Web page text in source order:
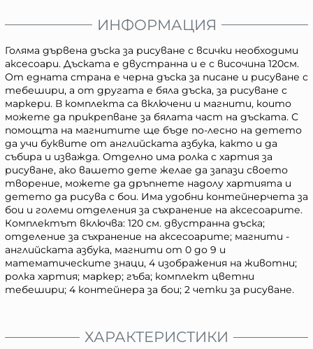
ИНФОРМАЦИЯ
Голяма дървена дъска за рисуване с всички необходими
аксесоари. Дъската е двустранна и е с височина 120см.
От едната страна е черна дъска за писане и рисуване с
тебешири, а от другата е бяла дъска, за рисуване с
маркери. В комплекта са включени и магнити, които
можете да прикрепване за бялата част на дъската. С
помощта на магнитите ще бъде по-лесно на детето
да учи буквите от английската азбука, както и да
събира и изважда. Отделно има ролка с хартия за
рисуване, ако вашето дете желае да запази своето
творение, можете да дръпнете надолу хартията и
детето да рисува с бои. Има удобни контейнерчета за
бои и големи отделения за съхранение на аксесоарите.
Комплектът включва: 120 см. двустранна дъска;
отделение за съхранение на аксесоарите; магнити -
английската азбука, магнити от 0 до 9 и
математическите знаци, 4 изображения на животни;
ролка хартия; маркер; гъба; комплект цветни
тебешири; 4 контейнера за бои; 2 четки за рисуване.
ХАРАКТЕРИСТИКИ